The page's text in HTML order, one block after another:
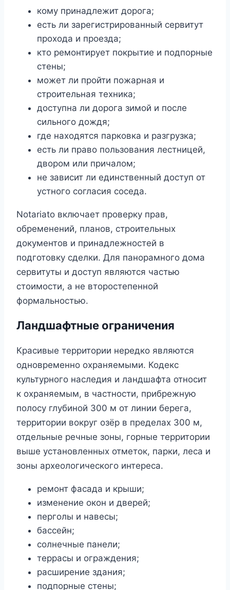
кому принадлежит дорога;
есть ли зарегистрированный сервитут
прохода и проезда;
кто ремонтирует покрытие и подпорные
стены;
может ли пройти пожарная и
строительная техника;
доступна ли дорога зимой и после
сильного дождя;
где находятся парковка и разгрузка;
есть ли право пользования лестницей,
двором или причалом;
не зависит ли единственный доступ от
устного согласия соседа.
Notariato включает проверку прав,
обременений, планов, строительных
документов и принадлежностей в
подготовку сделки. Для панорамного дома
сервитуты и доступ являются частью
стоимости, а не второстепенной
формальностью.
Ландшафтные ограничения
Красивые территории нередко являются
одновременно охраняемыми. Кодекс
культурного наследия и ландшафта относит
к охраняемым, в частности, прибрежную
полосу глубиной 300 м от линии берега,
территории вокруг озёр в пределах 300 м,
отдельные речные зоны, горные территории
выше установленных отметок, парки, леса и
зоны археологического интереса.
ремонт фасада и крыши;
изменение окон и дверей;
перголы и навесы;
бассейн;
солнечные панели;
террасы и ограждения;
расширение здания;
подпорные стены;